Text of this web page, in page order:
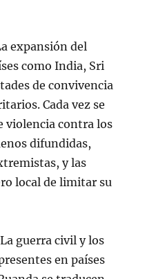
expansión del
como India, Sri
de convivencia
Cada vez se
violencia contra los
difundidas,
y las
local de limitar su
guerra civil y los
en países